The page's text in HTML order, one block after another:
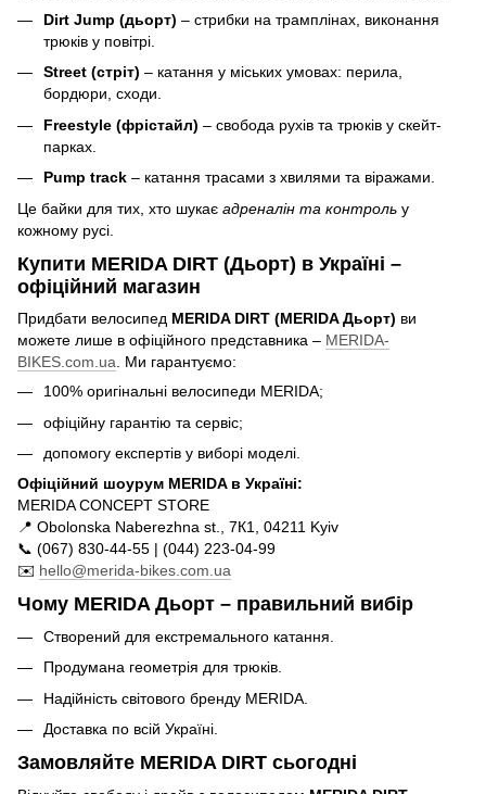
Dirt Jump (дьорт) – стрибки на трамплінах, виконання
трюків у повітрі.
Street (стріт) – катання у міських умовах: перила,
бордюри, сходи.
Freestyle (фрістайл) – свобода рухів та трюків у скейт-
парках.
Pump track – катання трасами з хвилями та віражами.
Це байки для тих, хто шукає адреналін та контроль у
кожному русі.
Купити MERIDA DIRT (Дьорт) в Україні –
офіційний магазин
Придбати велосипед MERIDA DIRT (MERIDA Дьорт) ви
можете лише в офіційного представника – MERIDA-
BIKES.com.ua . Ми гарантуємо:
100% оригінальні велосипеди MERIDA;
офіційну гарантію та сервіс;
допомогу експертів у виборі моделі.
Офіційний шоурум MERIDA в Україні:
MERIDA CONCEPT STORE
📍 Obolonska Naberezhna st., 7К1, 04211 Kyiv
📞 (067) 830-44-55 | (044) 223-04-99
✉️ hello@merida-bikes.com.ua
Чому MERIDA Дьорт – правильний вибір
Створений для екстремального катання.
Продумана геометрія для трюків.
Надійність світового бренду MERIDA.
Доставка по всій Україні.
Замовляйте MERIDA DIRT сьогодні